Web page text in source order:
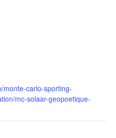
monte-carlo-sporting-
mc-solaar-geopoetique-